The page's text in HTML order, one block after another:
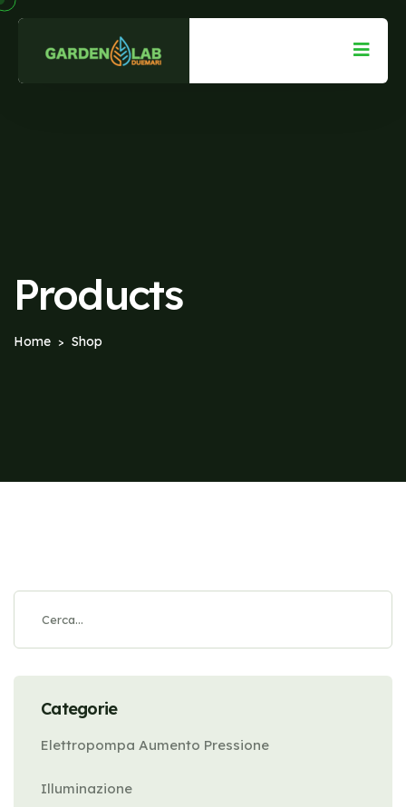
Products
Home > Shop
Categorie
Elettropompa Aumento Pressione
Illuminazione